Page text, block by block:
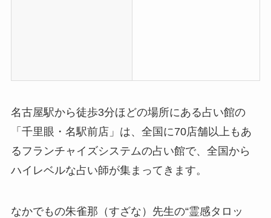
名古屋駅から徒歩3分ほどの場所にある占い館の
「千里眼・名駅前店」は、全国に70店舗以上もあ
るフランチャイズシステムの占い館で、全国から
ハイレベルな占い師が集まってきます。
なかでもの朱雀那（すざな）先生の“霊感タロッ